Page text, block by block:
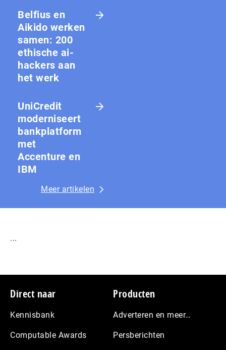
Belfius en
Aikido werken
samen: 200
ethische ai-
hackers aan
het werk
UniCredit
moderniseert
bankplatform
met
Accenture en
IBM
Meer artikelen
...
Footer
Direct naar
Kennisbank
Computable Awards
Producten
Adverteren en meer…
Persberichten